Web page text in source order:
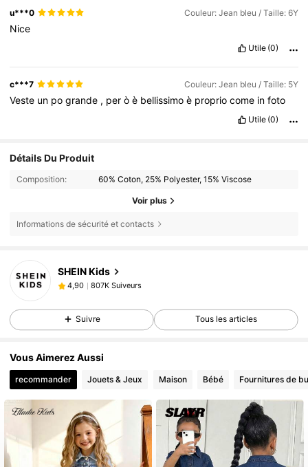
u***0 Couleur: Jean bleu / Taille: 6Y
Nice
Utile (0)
c***7 Couleur: Jean bleu / Taille: 5Y
Veste un pogrande , peròè bellissimoè propriocome infoto
Utile (0)
Détails Du Produit
Composition: 60% Coton, 25% Polyester, 15% Viscose
Voir plus
Informations de sécurité et contacts
SHEIN Kids
4,90
807K Suiveurs
n***sest en train de naviguer
4,90 807K Suiveurs
4,90
4,90 807K Suiveurs
4,90 807K Suiveurs
4,90 807K Suiveurs
Suivre Tous les articles
Vous Aimerez Aussi
recommander Jouets & Jeux Maison Bébé Fournitures de